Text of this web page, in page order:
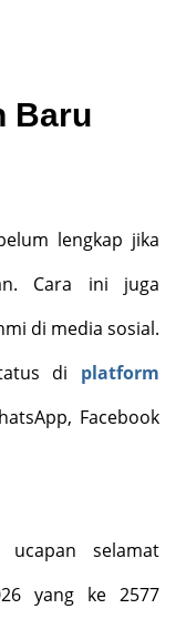
Baru
lengkap jika
Cara ini juga
di media sosial.
di platform
Facebook
selamat
yang ke 2577